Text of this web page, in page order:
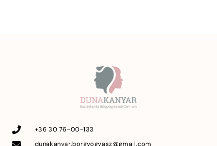
+36 30 76-00-133
dunakanyar.borgyogyasz@gmail.com